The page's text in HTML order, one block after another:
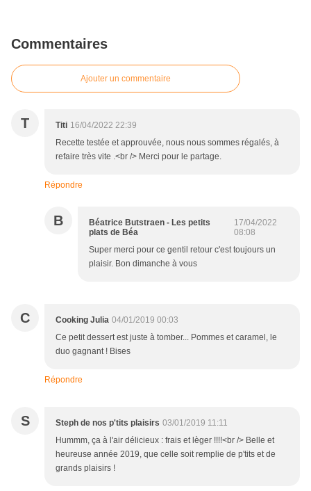
Commentaires
Ajouter un commentaire
T Titi 16/04/2022 22:39
Recette testée et approuvée, nous nous sommes régalés, à
refaire très vite .<br /> Merci pour le partage.
Répondre
B
Béatrice Butstraen - Les petits
plats de Béa
17/04/2022
08:08
Super merci pour ce gentil retour c'est toujours un
plaisir. Bon dimanche à vous
C Cooking Julia 04/01/2019 00:03
Ce petit dessert est juste à tomber... Pommes et caramel, le
duo gagnant ! Bises
Répondre
S Steph de nos p'tits plaisirs 03/01/2019 11:11
Hummm, ça à l'air délicieux : frais et lèger !!!!<br /> Belle et
heureuse année 2019, que celle soit remplie de p'tits et de
grands plaisirs !